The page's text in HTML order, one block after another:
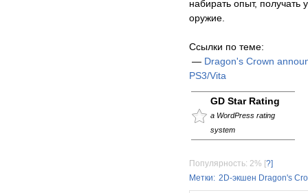
набирать опыт, получать
оружие.
Ссылки по теме:
— Dragon's Crown
PS3/Vita
GD Star Rating
a WordPress rating
system
Популярность: 2% [?]
Метки: 2D-экшен Dragon's